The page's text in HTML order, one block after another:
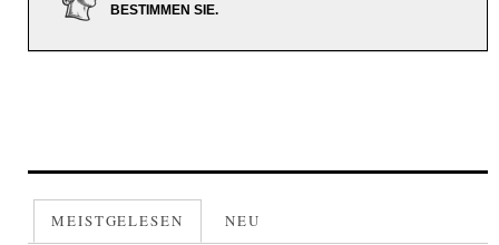
BESTIMMEN SIE.
MEISTGELESEN NEU